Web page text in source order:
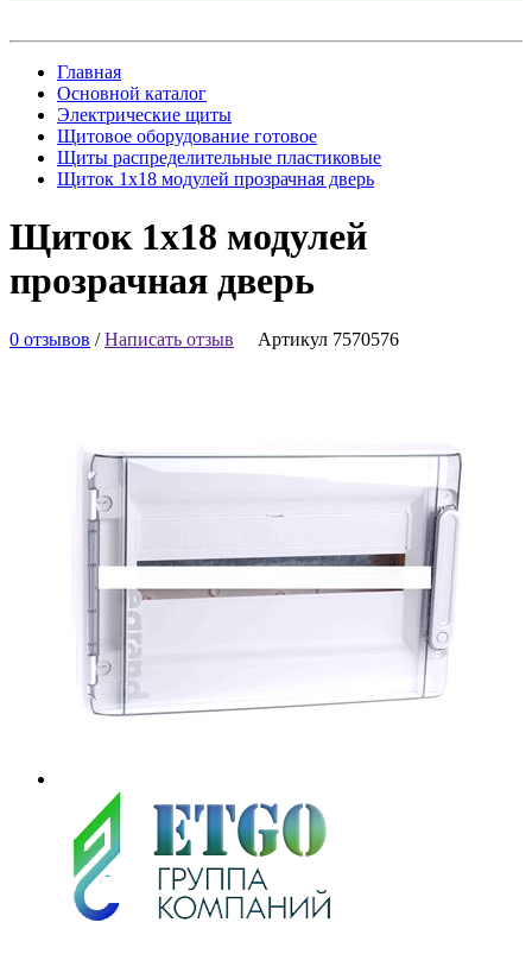
Главная
Основной каталог
Электрические щиты
Щитовое оборудование готовое
Щиты распределительные пластиковые
Щиток 1х18 модулей прозрачная дверь
Щиток 1х18 модулей
прозрачная дверь
0 отзывов /Написать отзыв Артикул 7570576